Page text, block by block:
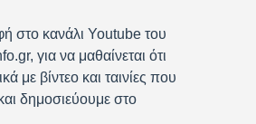
στο κανάλι Youtube του
για να μαθαίνεται ότι
με βίντεο και ταινίες που
δημοσιεύουμε στο